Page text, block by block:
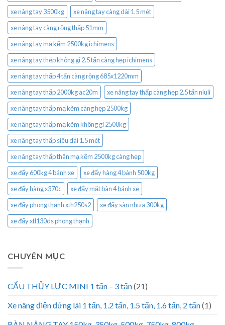
xe nâng tay 3500kg
xe nâng tay càng dài 1.5 mét
xe nâng tay càng rộng thấp 51mm
xe nâng tay mạ kẽm 2500kg ichimens
xe nâng tay thép không gỉ 2.5 tấn càng hẹp ichimens
xe nâng tay thấp 4 tấn càng rộng 685x1220mm
xe nâng tay thấp 2000kg ac20m
xe nâng tay thấp càng hẹp 2.5 tấn niuli
xe nâng tay thấp mạ kẽm càng hẹp 2500kg
xe nâng tay thấp mạ kẽm không gỉ 2500kg
xe nâng tay thấp siêu dài 1.5 mét
xe nâng tay thấp thân mạ kẽm 2500kg càng hẹp
xe đẩy 600kg 4 bánh xe
xe đẩy hàng 4 bánh 500kg
xe đẩy hàng x370c
xe đẩy mặt bàn 4 bánh xe
xe đẩy phong thạnh xth250s2
xe đẩy sàn nhựa 300kg
xe đẩy xtl130ds phong thạnh
CHUYÊN MỤC
CẨU THỦY LỰC MINI 1 tấn – 3 tấn(21)
Xe nâng điện đứng lái 1 tấn, 1.2 tấn, 1.5 tấn, 1.6 tấn, 2 tấn(1)